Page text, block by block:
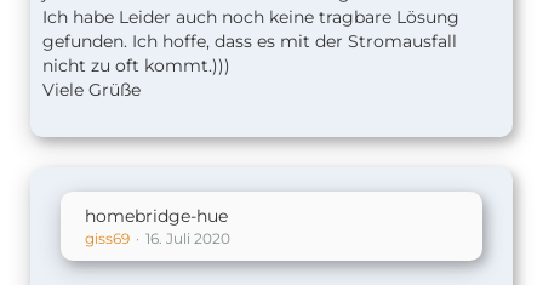
Ich habe Leider auch noch keine tragbare Lösung
gefunden. Ich hoffe, dass es mit der Stromausfall
nicht zu oft kommt.)))
Viele Grüße
homebridge-hue
giss69 16. Juli 2020